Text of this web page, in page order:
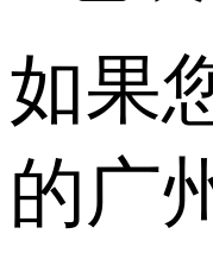
如果
的广